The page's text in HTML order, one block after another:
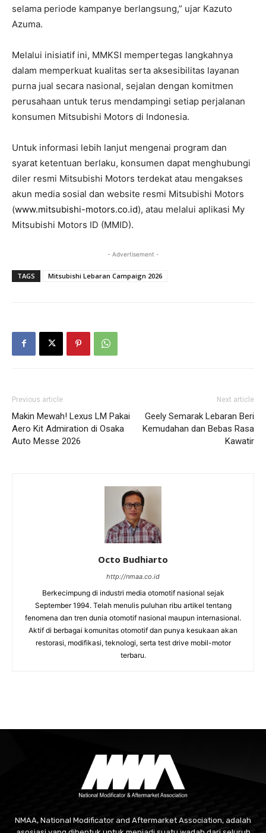
selama periode kampanye berlangsung,” ujar Kazuto
Azuma.
Melalui inisiatif ini, MMKSI mempertegas langkahnya
dalam memperkuat kualitas serta aksesibilitas layanan
purna jual secara nasional, sejalan dengan komitmen
perusahaan untuk terus mendampingi setiap perjalanan
konsumen Mitsubishi Motors di Indonesia.
Untuk informasi lebih lanjut mengenai program dan
syarat ketentuan berlaku, konsumen dapat menghubungi
diler resmi Mitsubishi Motors terdekat atau mengakses
akun media sosial dan website resmi Mitsubishi Motors
(www.mitsubishi-motors.co.id), atau melalui aplikasi My
Mitsubishi Motors ID (MMID).
- Advertisement -
TAGS Mitsubishi Lebaran Campaign 2026
Previous article
Makin Mewah! Lexus LM Pakai
Aero Kit Admiration di Osaka
Auto Messe 2026
Next article
Geely Semarak Lebaran Beri
Kemudahan dan Bebas Rasa
Kawatir
Octo Budhiarto
http://nmaa.co.id
Berkecimpung di industri media otomotif nasional sejak
September 1994. Telah menulis puluhan ribu artikel tentang
fenomena dan tren dunia otomotif nasional maupun internasional.
Aktif di berbagai komunitas otomotif dan punya kesukaan akan
restorasi, modifikasi, teknologi, serta test drive mobil-motor
terbaru.
NMAA, National Modificator and Aftermarket Association, adalah